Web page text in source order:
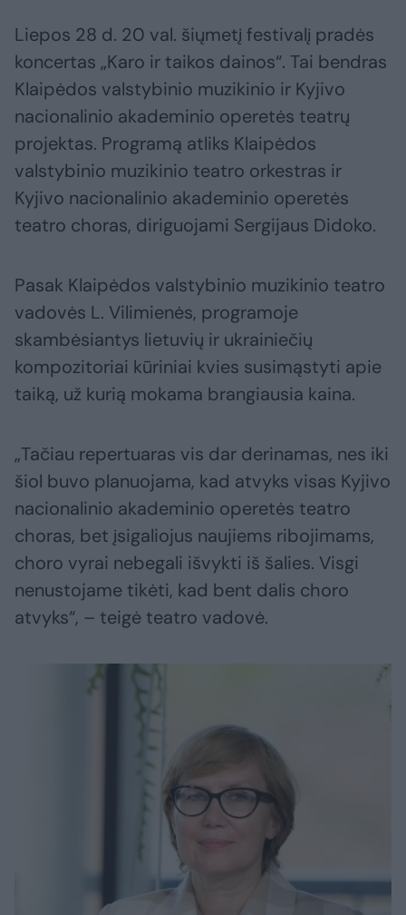
Liepos 28 d. 20 val. šiųmetį festivalį pradės
koncertas „Karo ir taikos dainos“. Tai bendras
Klaipėdos valstybinio muzikinio ir Kyjivo
nacionalinio akademinio operetės teatrų
projektas. Programą atliks Klaipėdos
valstybinio muzikinio teatro orkestras ir
Kyjivo nacionalinio akademinio operetės
teatro choras, diriguojami Sergijaus Didoko.
Pasak Klaipėdos valstybinio muzikinio teatro
vadovės L. Vilimienės, programoje
skambėsiantys lietuvių ir ukrainiečių
kompozitoriai kūriniai kvies susimąstyti apie
taiką, už kurią mokama brangiausia kaina.
„Tačiau repertuaras vis dar derinamas, nes iki
šiol buvo planuojama, kad atvyks visas Kyjivo
nacionalinio akademinio operetės teatro
choras, bet įsigaliojus naujiems ribojimams,
choro vyrai nebegali išvykti iš šalies. Visgi
nenustojame tikėti, kad bent dalis choro
atvyks“, – teigė teatro vadovė.